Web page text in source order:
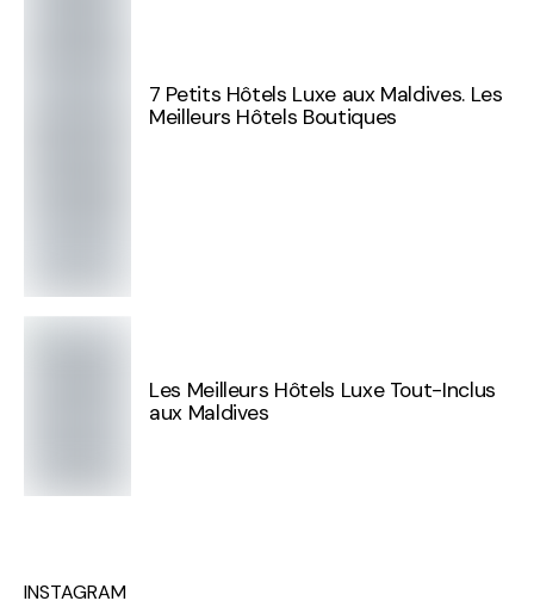
7 Petits Hôtels Luxe aux Maldives. Les
Meilleurs Hôtels Boutiques
Les Meilleurs Hôtels Luxe Tout-Inclus
aux Maldives
INSTAGRAM